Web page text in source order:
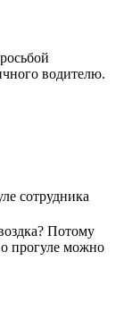
водителю.
сотрудника
Потому
прогуле можно